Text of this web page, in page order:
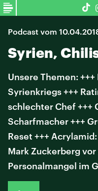
Podcast vom
Syrien,
Unsere Themen:
Syrienkriegs +++
schlechter Chef +++
Scharfmacher +++
Reset +++
Mark Zuckerberg vor
Personalmangel im